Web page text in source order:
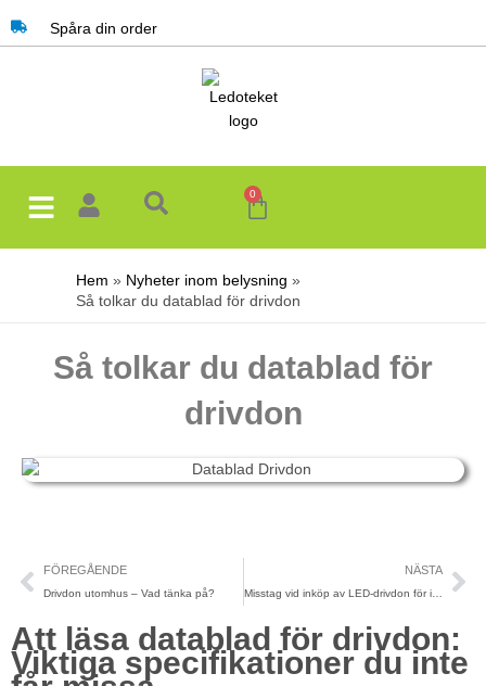
till
Spåra din order
0
Varukorg
Hem
Nyheter inom belysning
Så tolkar du datablad för drivdon
Så tolkar du datablad för
drivdon
Föregående
FÖREGÅENDE
Drivdon utomhus – Vad tänka på?
NÄSTA
Misstag vid inköp av LED-drivdon för industri
Att läsa datablad för drivdon:
Viktiga specifikationer du inte